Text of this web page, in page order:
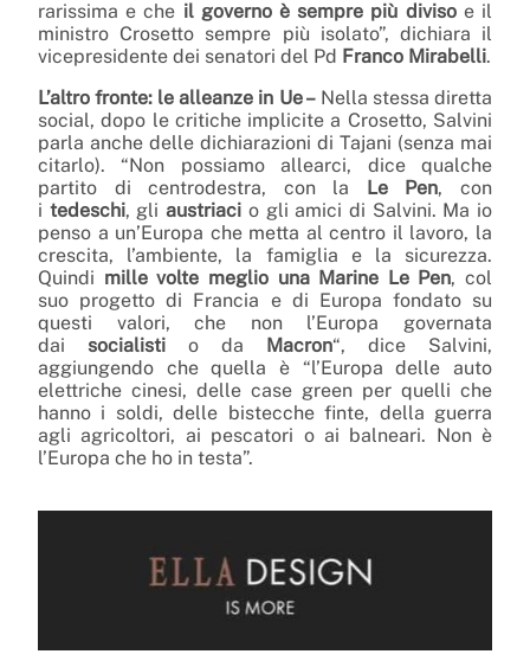
rarissima e che il governo è sempre più divisoe il
ministro Crosetto sempre più isolato”, dichiara il
vicepresidente dei senatori del Pd Franco Mirabelli.
L’altro fronte: le alleanze in Ue –Nella stessa diretta
social, dopo le critiche implicite a Crosetto, Salvini
parla anche delle dichiarazioni di Tajani (senza mai
citarlo). “Non possiamo allearci, dice qualche
partito di centrodestra, con la Le Pen, con
i tedeschi, gliaustriaci o gli amici di Salvini. Ma io
penso a un’Europa che metta al centro il lavoro, la
crescita, l’ambiente, la famiglia e la sicurezza.
Quindi mille volte meglio una Marine Le Pen, col
suo progetto di Francia e di Europa fondato su
questi valori, che non l’Europa governata
dai socialisti o da Macron“, dice Salvini,
aggiungendo che quella è “l’Europa delle auto
elettriche cinesi, delle case green per quelli che
hanno i soldi, delle bistecche finte, della guerra
agli agricoltori, ai pescatori o ai balneari. Non è
l’Europa che ho in testa”.